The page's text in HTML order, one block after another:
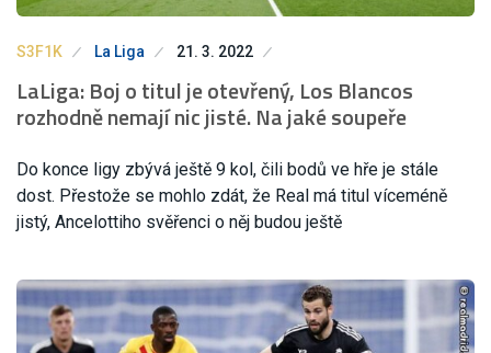
S3F1K La Liga 21. 3. 2022
LaLiga: Boj o titul je otevřený, Los Blancos
rozhodně nemají nic jisté. Na jaké soupeře
Do konce ligy zbývá ještě 9 kol, čili bodů ve hře je stále
dost. Přestože se mohlo zdát, že Real má titul víceméně
jistý, Ancelottiho svěřenci o něj budou ještě